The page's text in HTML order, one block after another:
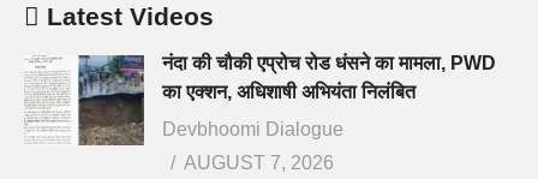
Latest Videos
नंदा की चौकी एप्रोच रोड धंसने का मामला, PWD
का एक्शन, अधिशाषी अभियंता निलंबित
Devbhoomi Dialogue
AUGUST 7, 2026